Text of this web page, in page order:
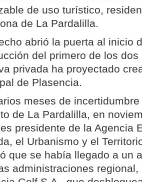
de uso turístico,
de La Pardalilla.
abrió la puerta al inicio
del primero de los
privada ha proyectado
de Plasencia.
meses de
de La Pardalilla, en
presidente de la Agencia
el Urbanismo y el
que se había llegado a un
administraciones